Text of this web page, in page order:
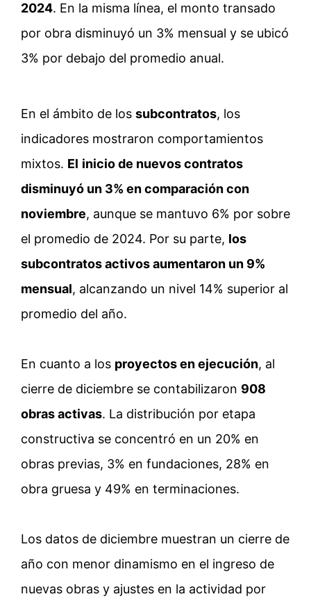
2024. En la misma línea, el monto transado
por obra disminuyó un 3% mensual y se ubicó
3% por debajo del promedio anual.
En el ámbito de los subcontratos, los
indicadores mostraron comportamientos
mixtos. El inicio de nuevos contratos
disminuyó un 3% en comparación con
noviembre, aunque se mantuvo 6% por sobre
el promedio de 2024. Por su parte, los
subcontratos activos aumentaron un 9%
mensual, alcanzando un nivel 14% superior al
promedio del año.
En cuanto a los proyectos en ejecución, al
cierre de diciembre se contabilizaron 908
obras activas. La distribución por etapa
constructiva se concentró en un 20% en
obras previas, 3% en fundaciones, 28% en
obra gruesa y 49% en terminaciones.
Los datos de diciembre muestran un cierre de
año con menor dinamismo en el ingreso de
nuevas obras y ajustes en la actividad por